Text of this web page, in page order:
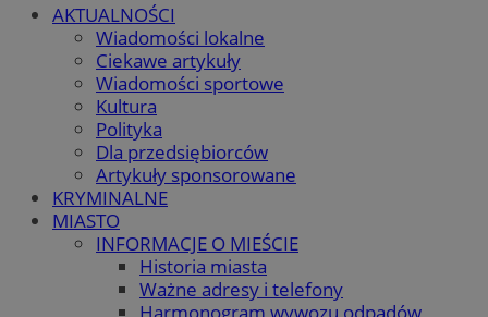
AKTUALNOŚCI
Wiadomości lokalne
Ciekawe artykuły
Wiadomości sportowe
Kultura
Polityka
Dla przedsiębiorców
Artykuły sponsorowane
KRYMINALNE
MIASTO
INFORMACJE O MIEŚCIE
Historia miasta
Ważne adresy i telefony